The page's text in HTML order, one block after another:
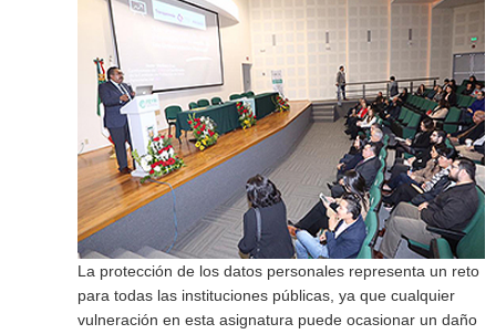
La protección de los datos personales representa un reto
para todas las instituciones públicas, ya que cualquier
vulneración en esta asignatura puede ocasionar un daño